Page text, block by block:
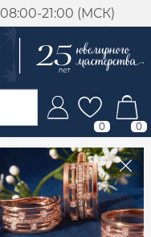
08:00-21:00 (МСК)
0 0